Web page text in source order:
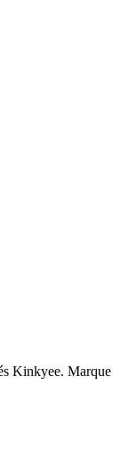
Kinkyee. Marque